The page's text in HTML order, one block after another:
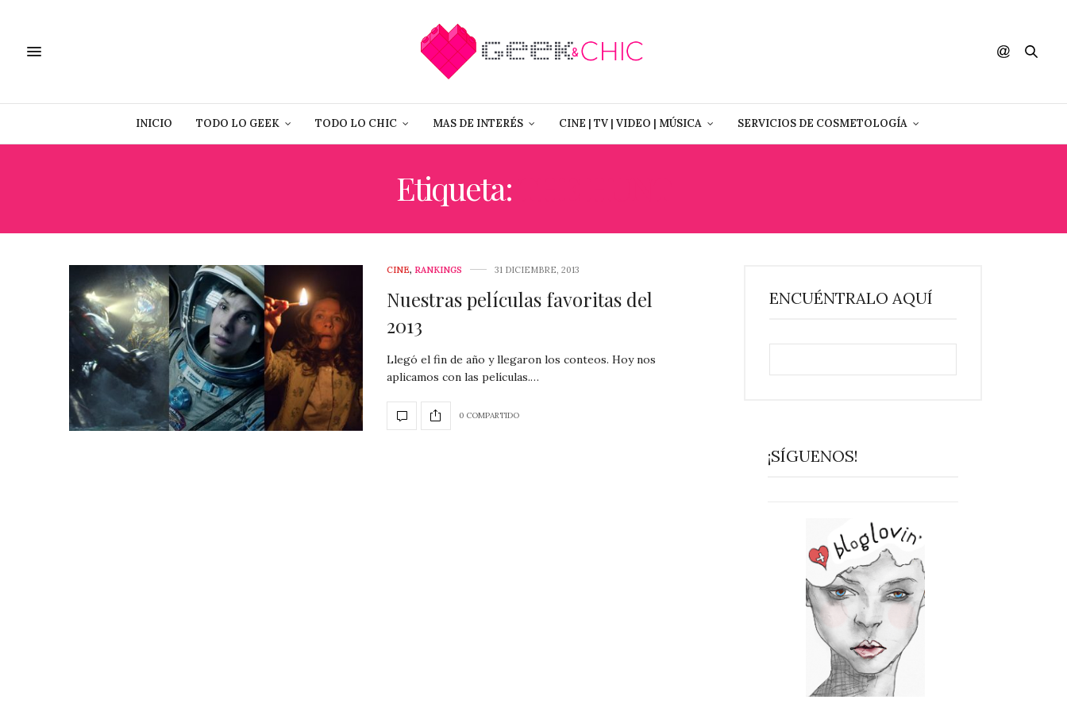
INICIO TODO LO GEEK TODO LO CHIC MAS DE INTERÉS CINE | TV | VIDEO | MÚSICA SERVICIOS DE COSMETOLOGÍA
Etiqueta:
CINE, RANKINGS 31 DICIEMBRE, 2013
Nuestras películas favoritas del
2013
Llegó el fin de año y llegaron los conteos. Hoy nos
aplicamos con las películas.…
0 COMPARTIDO
ENCUÉNTRALO AQUÍ
¡SÍGUENOS!